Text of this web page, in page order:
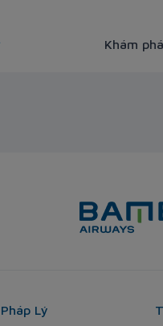
Khám phá
Pháp Lý